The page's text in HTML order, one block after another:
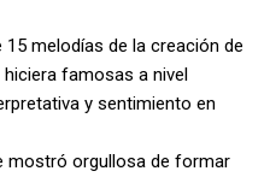
melodías de la creación de
famosas a nivel
y sentimiento en
mostró orgullosa de formar